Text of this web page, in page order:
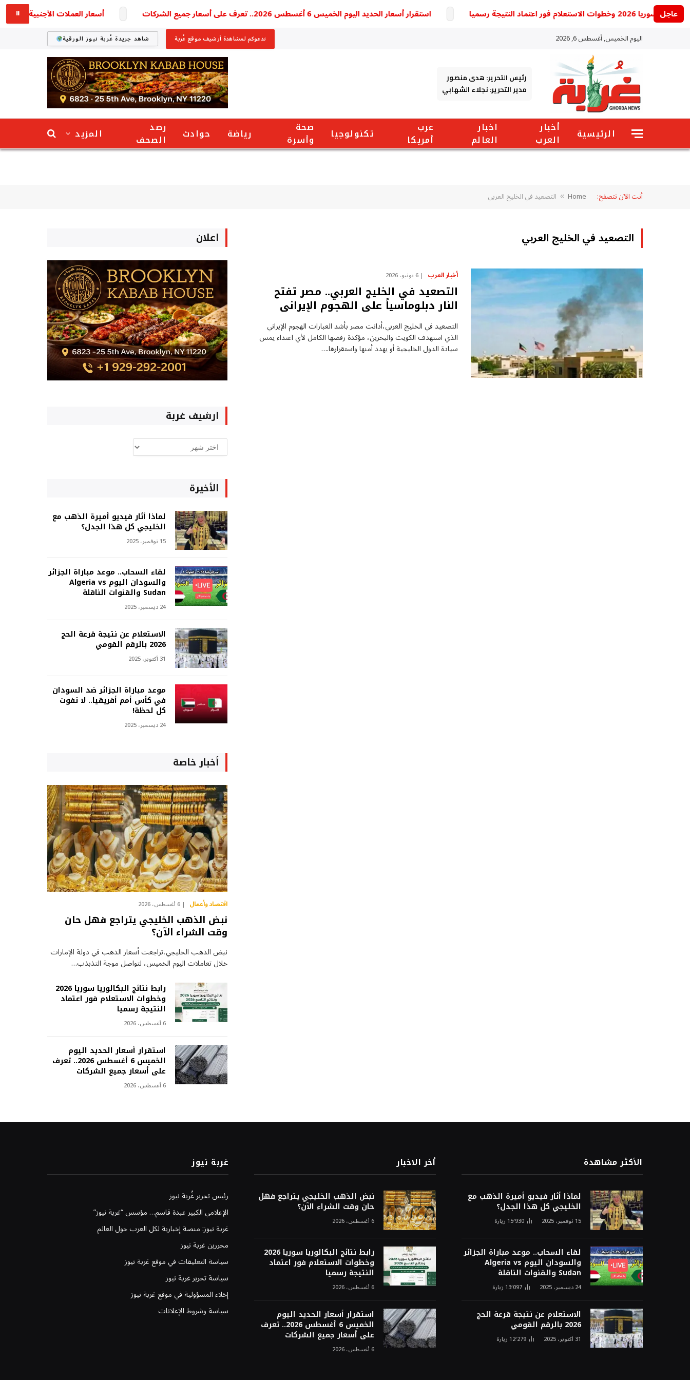
عاجل
فور اعتماد النتيجة رسميا استقرار أسعار الحديد اليوم الخميس 6 أغسطس 2026.. تعرف على أسعار جميع الشركات أسعار العملات الأجنبية في البنوك المصرية..
⏸
اليوم الخميس, أغسطس 6, 2026 ندعوكم لمشاهدة أرشيف موقع غُربة شاهد جريدة غُربة نيوز الورقية
رئيس التحرير: هدى منصور
مدير التحرير: نجلاء الشهابي
الرئيسية
أخبار
العرب
اخبار
العالم
عرب
أمريكا
تكنولوجيا
صحة
وأسرة
رياضة حوادث
رصد
الصحف
المزيد
أنت الآن تتصفح: Home
» التصعيد في الخليج العربي
التصعيد في الخليج العربي
أخبار العرب 6 يونيو، 2026
التصعيد في الخليج العربي.. مصر تفتح
النار دبلوماسياً على الهجوم الإيرانى
التصعيد في الخليج العربي،أدانت مصر بأشد العبارات الهجوم الإيراني
الذي استهدف الكويت والبحرين، مؤكدة رفضها الكامل لأي اعتداء يمس
سيادة الدول الخليجية أو يهدد أمنها واستقرارها.…
اعلان
ارشيف غربة
ارشيف
غربة
الأخيرة
لماذا أثار فيديو أميرة الذهب مع
الخليجي كل هذا الجدل؟
15 نوفمبر، 2025
لقاء السحاب.. موعد مباراة الجزائر
والسودان اليوم Algeria vs
Sudan والقنوات الناقلة
24 ديسمبر، 2025
الاستعلام عن نتيجة قرعة الحج
2026 بالرقم القومي
31 أكتوبر، 2025
موعد مباراة الجزائر ضد السودان
في كأس أمم أفريقيا.. لا تفوت
كل لحظة!
24 ديسمبر، 2025
أخبار خاصة
اقتصاد وأعمال 6 أغسطس، 2026
نبض الذهب الخليجي يتراجع فهل حان
وقت الشراء الآن؟
نبض الذهب الخليجي،تراجعت أسعار الذهب في دولة الإمارات
خلال تعاملات اليوم الخميس، لتواصل موجة التذبذب…
رابط نتائج البكالوريا سوريا 2026
وخطوات الاستعلام فور اعتماد
النتيجة رسميا
6 أغسطس، 2026
استقرار أسعار الحديد اليوم
الخميس 6 أغسطس 2026.. تعرف
على أسعار جميع الشركات
6 أغسطس، 2026
الأكثر مشاهدة
لماذا أثار فيديو أميرة الذهب مع
الخليجي كل هذا الجدل؟
15 نوفمبر، 2025 15٬930 زيارة
لقاء السحاب.. موعد مباراة الجزائر
والسودان اليوم Algeria vs
Sudan والقنوات الناقلة
24 ديسمبر، 2025 13٬097 زيارة
الاستعلام عن نتيجة قرعة الحج
2026 بالرقم القومي
31 أكتوبر، 2025 12٬279 زيارة
أخر الاخبار
نبض الذهب الخليجي يتراجع فهل
حان وقت الشراء الآن؟
6 أغسطس، 2026
رابط نتائج البكالوريا سوريا 2026
وخطوات الاستعلام فور اعتماد
النتيجة رسميا
6 أغسطس، 2026
استقرار أسعار الحديد اليوم
الخميس 6 أغسطس 2026.. تعرف
على أسعار جميع الشركات
6 أغسطس، 2026
غربة نيوز
رئيس تحرير غُربة نيوز
الإعلامي الكبير عبدة قاسم… مؤسس “غربة نيوز”
غربة نيوز: منصة إخبارية لكل العرب حول العالم
محررين غربة نيوز
سياسة التعليقات في موقع غربة نيوز
سياسة تحرير غربة نيوز
إخلاء المسؤولية في موقع غربة نيوز
سياسة وشروط الإعلانات